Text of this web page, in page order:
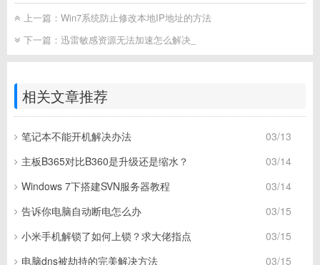
上一篇： Win7系统防止修改本地IP地址的方法
下一篇： 迅雷敏感资源无法加速怎么解决_
相关文章推荐
03/13
笔记本不能开机解决办法
03/14
主板B365对比B360是升级还是缩水？
03/14
Windows 7下搭建SVN服务器教程
03/15
告诉你电脑自动断电怎么办
03/15
小米手机解锁了如何上锁？求大佬指点
03/15
电脑dns被劫持的完美解决方法